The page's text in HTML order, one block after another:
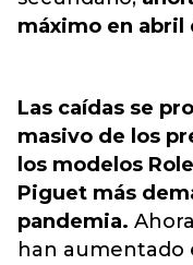
máximo en abril
Las caídas se
masivo de los
los modelos
Piguet más
pandemia.
han aumentado